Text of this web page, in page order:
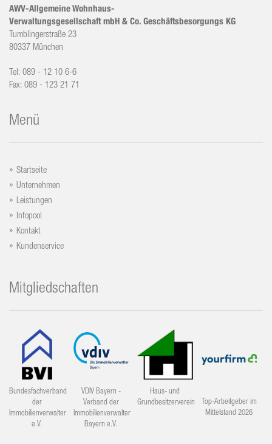
AWV-Allgemeine Wohnhaus-
Verwaltungsgesellschaft mbH & Co. Geschäftsbesorgungs KG
Tumblingerstraße 23
80337 München
Tel: 089 - 12 10 6-6
Fax: 089 - 123 21 71
Menü
Startseite
Unternehmen
Leistungen
Infopool
Kontakt
Kundenservice
Mitgliedschaften
Bundesfachverband
der
Immobilienverwalter
e.V.
VDIV Bayern -
Verband der
Immobilienverwalter
Bayern e.V.
Haus- und
Grundbesitzerverein
Top-Arbeitgeber im
Mittelstand 2026